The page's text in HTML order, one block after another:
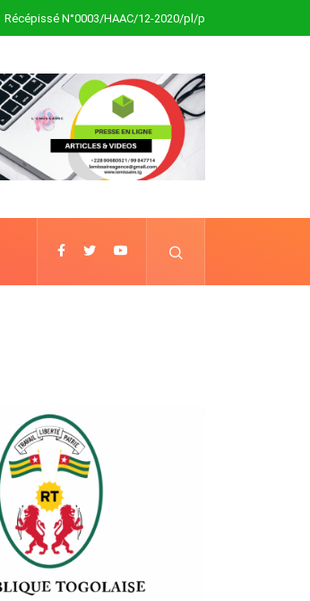
Récépissé N°0003/HAAC/12-2020/pl/p